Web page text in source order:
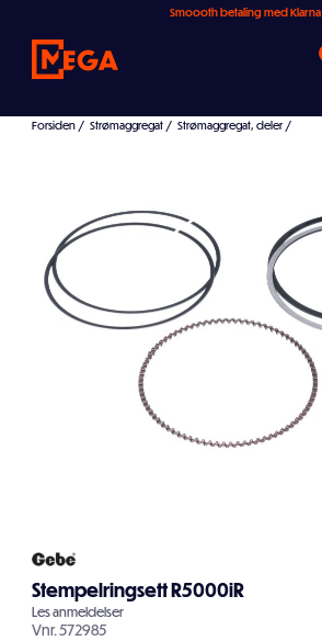
Smoooth betaling med Klarna
Forsiden / Strømaggregat / Strømaggregat, deler /
Stempelringsett R5000iR
Lesanmeldelser
Vnr.572985